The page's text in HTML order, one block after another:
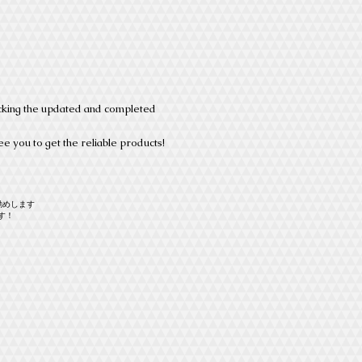
the updated and completed
you to get the reliable products!
めします
！